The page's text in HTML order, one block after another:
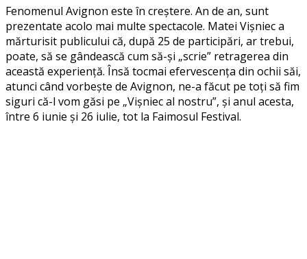
Fenomenul Avignon este în creștere. An de an, sunt
prezentate acolo mai multe spectacole. Matei Vișniec a
mărturisit publicului că, după 25 de participări, ar trebui,
poate, să se gândească cum să-și „scrie” retragerea din
această experiență. Însă tocmai efervescența din ochii săi,
atunci când vorbește de Avignon, ne-a făcut pe toți să fim
siguri că-l vom găsi pe „Vișniec al nostru”, și anul acesta,
între 6 iunie și 26 iulie, tot la Faimosul Festival.